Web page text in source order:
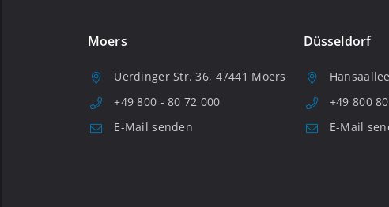
Moers
Uerdinger Str. 36, 47441 Moers
+49 800 - 80 72 000
E-Mail senden
Düsseldorf
+49 800
E-Mail